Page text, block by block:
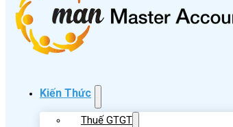
Kiến Thức
Thuế GTGT